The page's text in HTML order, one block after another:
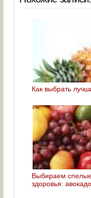
Как выбрать
Выбираем
здоровья: